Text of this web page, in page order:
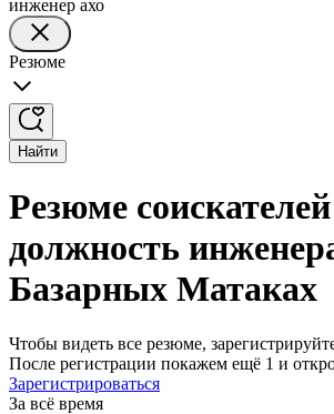
инженер ахо
Резюме
Найти
Резюме
должность
Базарных Матаках
Чтобы видеть все резюме,
После регистрации покажем ещё 1 и
Зарегистрироваться
За всё время